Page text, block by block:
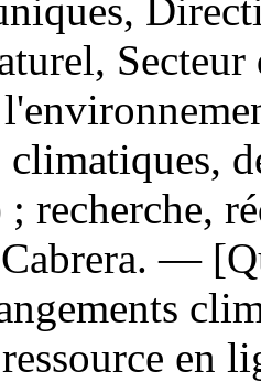
Secteur
climatiques,
recherche,
—
en